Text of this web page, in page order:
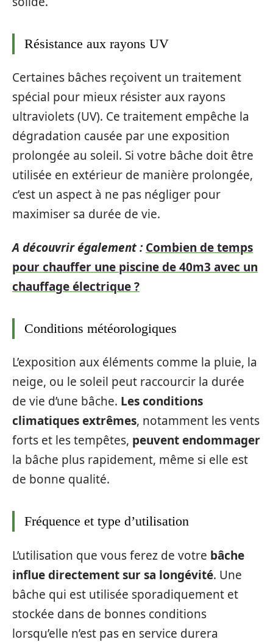
Résistance aux rayons UV
Certaines bâches reçoivent un traitement
spécial pour mieux résister aux rayons
ultraviolets (UV). Ce traitement empêche la
dégradation causée par une exposition
prolongée au soleil. Si votre bâche doit être
utilisée en extérieur de manière prolongée,
c’est un aspect à ne pas négliger pour
maximiser sa durée de vie.
A découvrir également : Combien de temps
pour chauffer une piscine de 40m3 avec un
chauffage électrique ?
Conditions météorologiques
L’exposition aux éléments comme la pluie, la
neige, ou le soleil peut raccourcir la durée
de vie d’une bâche. Les conditions
climatiques extrêmes, notamment les vents
forts et les tempêtes, peuvent endommager
la bâche plus rapidement, même si elle est
de bonne qualité.
Fréquence et type d’utilisation
L’utilisation que vous ferez de votre bâche
influe directement sur sa longévité. Une
bâche qui est utilisée sporadiquement et
stockée dans de bonnes conditions
lorsqu’elle n’est pas en service durera